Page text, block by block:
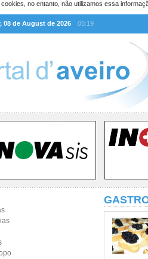
no entanto, não utilizamos essa
08 de August de 2026
05:19